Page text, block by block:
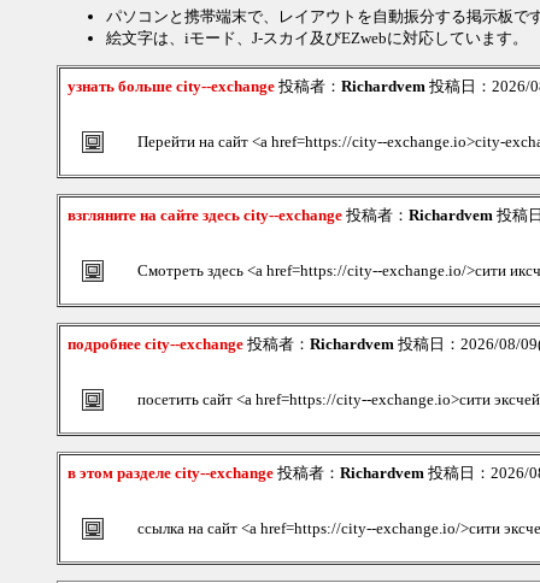
パソコンと携帯端末で、レイアウトを自動振分する掲示板で
絵文字は、iモード、J-スカイ及びEZwebに対応しています。
узнать больше city--exchange 投稿者： Richardvem 投稿日：2026/
Перейти на сайт <a href=https://city--exchange.io>city-
взгляните на сайте здесь city--exchange 投稿者： Richardvem 投稿
Смотреть здесь <a href=https://city--exchange.io/>сити
подробнее city--exchange 投稿者： Richardvem 投稿日：2026/08/
посетить сайт <a href=https://city--exchange.io>сити
в этом разделе city--exchange 投稿者： Richardvem 投稿日：2026/
ссылка на сайт <a href=https://city--exchange.io/>сити